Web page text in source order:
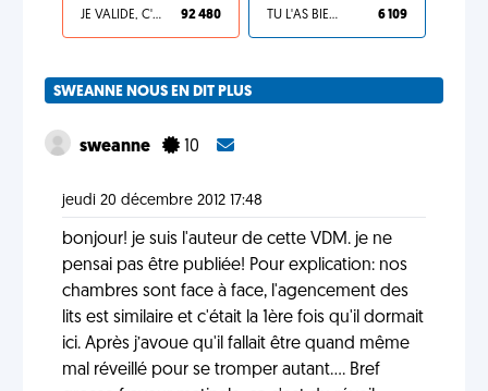
JE VALIDE, C'EST UNE VDM 92 480 TU L'AS BIEN MÉRITÉ 6 109
SWEANNE NOUS EN DIT PLUS
sweanne 10
jeudi 20 décembre 2012 17:48
bonjour! je suis l'auteur de cette VDM. je ne
pensai pas être publiée! Pour explication: nos
chambres sont face à face, l'agencement des
lits est similaire et c'était la 1ère fois qu'il dormait
ici. Après j’avoue qu'il fallait être quand même
mal réveillé pour se tromper autant.... Bref